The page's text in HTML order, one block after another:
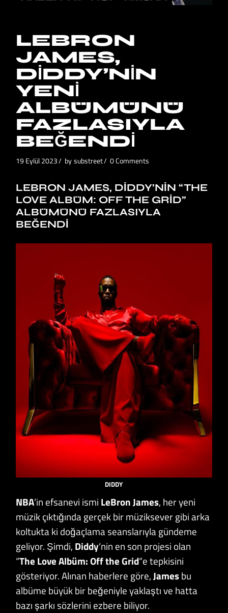
LEBRON
JAMES,
DIDDY’NIN
YENI
ALBÜMÜNÜ
FAZLASIYLA
BEĞENDI
19 Eylül 2023 by substreet 0 Comments
LEBRON JAMES, DIDDY’NIN “THE
LOVE ALBÜM: OFF THE GRID”
ALBÜMÜNÜ FAZLASIYLA
BEĞENDI
DIDDY
NBA‘in efsanevi ismi LeBron James, her yeni
müzik çıktığında gerçek bir müziksever gibi arka
koltukta ki doğaçlama seanslarıyla gündeme
geliyor. Şimdi, Diddy‘nin en son projesi olan
“The Love Albüm: Off the Grid“e tepkisini
gösteriyor. Alınan haberlere göre,Jamesbu
albüme büyük bir beğeniyle yaklaştı ve hatta
bazı şarkı sözlerini ezbere biliyor.